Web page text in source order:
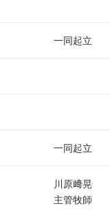
一同起立
一同起立
川原﨑晃
主管牧師